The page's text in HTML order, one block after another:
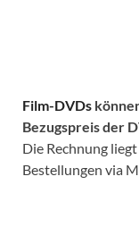
Film-DVDs
Bezugspreis der
Die Rechnung liegt
Bestellungen via